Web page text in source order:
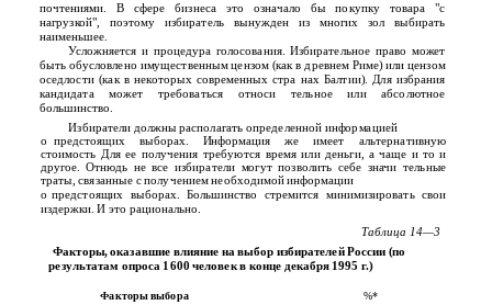
почтениями. В сфере бизнеса это означало бы покупку товара "с
нагрузкой", поэтому избиратель вынужден из многих зол выбирать
наименьшее.
Усложняется и процедура голосования. Избирательное право может
быть обусловлено имущественным цензом (как в древнем Риме) или цензом
оседлости (как в некоторых современных стра­ нах Балтии). Для избрания
кандидата может требоваться относи­ тельное или абсолютное
большинство.
Избиратели должны располагать определенной информацией
о предстоящих выборах. Информация же имеет альтернативную
стоимость Для ее получения требуются время или деньги, а чаще и то и
другое. Отнюдь не все избиратели могут позволить себе значи­ тельные
траты, связанные с получением необходимой информации
о предстоящих выборах. Большинство стремится минимизировать свои
издержки. И это рационально.
Таблица 14—3
Факторы, оказавшие влияние на выбор избирателей России (по
результатам опроса 1600 человек в конце декабря 1995 г.)
Факторы выбора
%*